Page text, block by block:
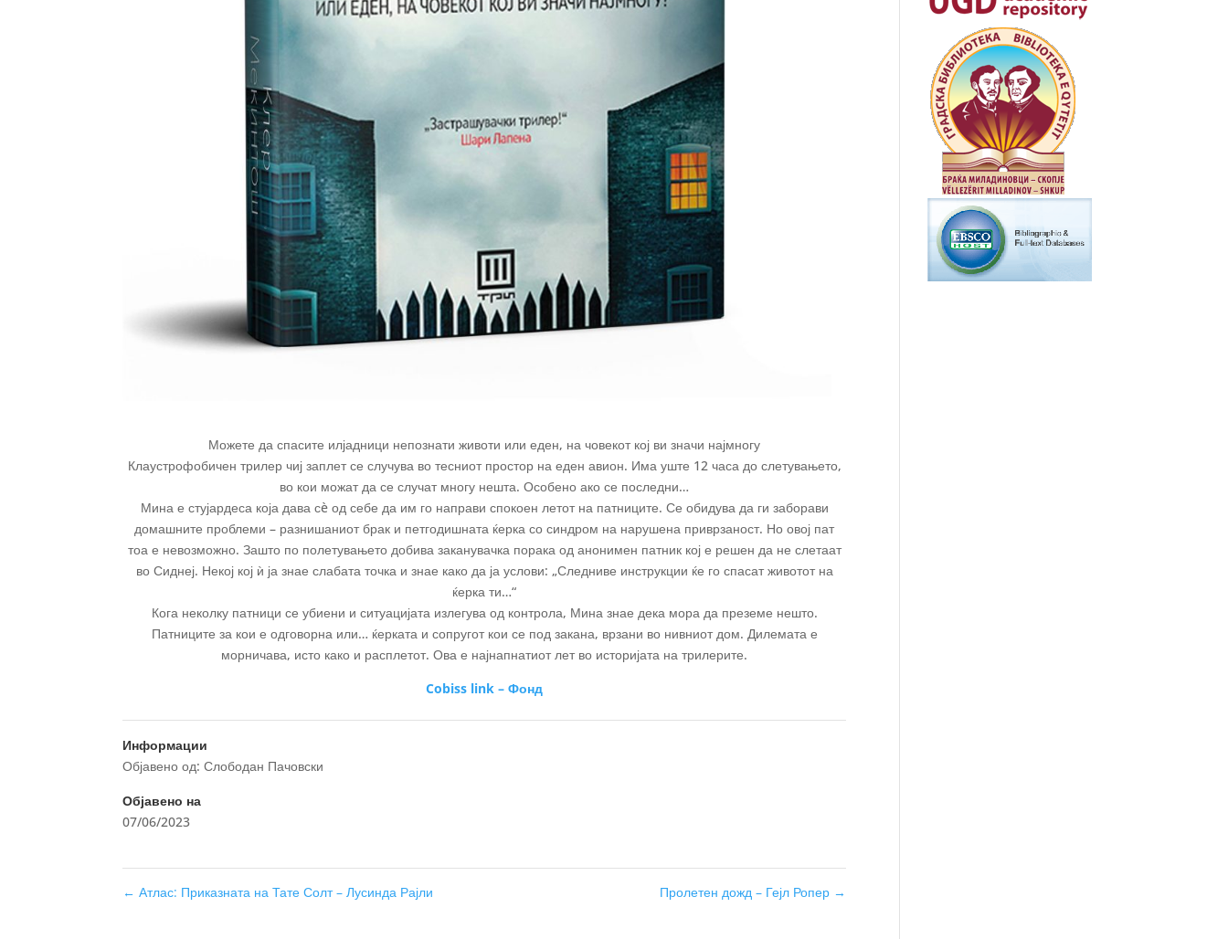
Можете да спасите илјадници непознати животи или еден, на човекот кој ви значи најмногу
Клаустрофобичен трилер чиј заплет се случува во тесниот простор на еден авион. Има уште 12 часа до слетувањето,
во кои можат да се случат многу нешта. Особено ако се последни…
Мина е стујардеса која дава сè од себе да им го направи спокоен летот на патниците. Се обидува да ги заборави
домашните проблеми – разнишаниот брак и петгодишната ќерка со синдром на нарушена приврзаност. Но овој пат
тоа е невозможно. Зашто по полетувањето добива заканувачка порака од анонимен патник кој е решен да не слетаат
во Сиднеј. Некој кој ѝ ја знае слабата точка и знае како да ја услови: „Следниве инструкции ќе го спасат животот на
ќерка ти…“
Кога неколку патници се убиени и ситуацијата излегува од контрола, Мина знае дека мора да преземе нешто.
Патниците за кои е одговорна или… ќерката и сопругот кои се под закана, врзани во нивниот дом. Дилемата е
морничава, исто како и расплетот. Ова е најнапнатиот лет во историјата на трилерите.
Cobiss link – Фонд
Информации
Објавено од: Слободан Пачовски
Објавено на
07/06/2023
← Атлас: Приказната на Тате Солт – Лусинда Рајли Пролетен дожд – Гејл Ропер →